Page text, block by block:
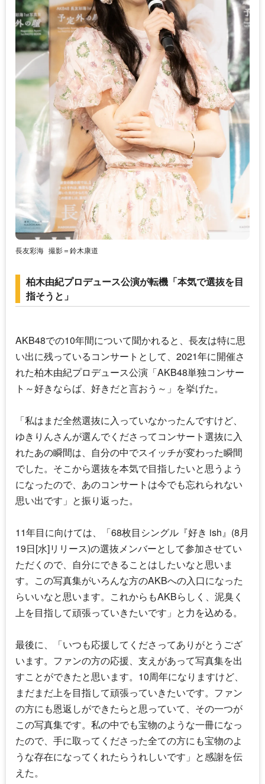
長友彩海 撮影＝鈴木康道
柏木由紀プロデュース公演が転機「本気で選抜を目
指そうと」
AKB48での10年間について聞かれると、長友は特に思
い出に残っているコンサートとして、2021年に開催さ
れた柏木由紀プロデュース公演「AKB48単独コンサー
ト～好きならば、好きだと言おう～」を挙げた。
「私はまだ全然選抜に入っていなかったんですけど、
ゆきりんさんが選んでくださってコンサート選抜に入
れたあの瞬間は、自分の中でスイッチが変わった瞬間
でした。そこから選抜を本気で目指したいと思うよう
になったので、あのコンサートは今でも忘れられない
思い出です」と振り返った。
11年目に向けては、「68枚目シングル『好き ish』(8月
19日[水]リリース)の選抜メンバーとして参加させてい
ただくので、自分にできることはしたいなと思いま
す。この写真集がいろんな方のAKBへの入口になった
らいいなと思います。これからもAKBらしく、泥臭く
上を目指して頑張っていきたいです」と力を込める。
最後に、「いつも応援してくださってありがとうござ
います。ファンの方の応援、支えがあって写真集を出
すことができたと思います。10周年になりますけど、
まだまだ上を目指して頑張っていきたいです。ファン
の方にも恩返しができたらと思っていて、その一つが
この写真集です。私の中でも宝物のような一冊になっ
たので、手に取ってくださった全ての方にも宝物のよ
うな存在になってくれたらうれしいです」と感謝を伝
えた。